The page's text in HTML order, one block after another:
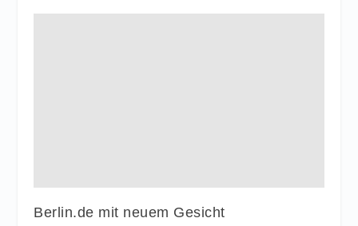
Berlin.de mit neuem Gesicht